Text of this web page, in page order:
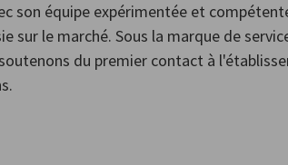
son équipe expérimentée et
sur le marché. Sous la marque de
du premier contact à